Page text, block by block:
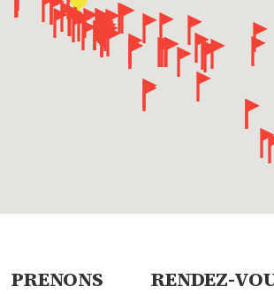
PRENONS RENDEZ-